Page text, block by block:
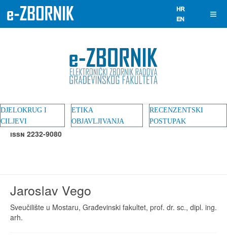
DJELOKRUG I
CILJEVI
ETIKA
OBJAVLJIVANJA
RECENZENTSKI
POSTUPAK
ISSN 2232-9080
Jaroslav Vego
Sveučilište u Mostaru, Građevinski fakultet, prof. dr. sc., dipl. ing.
arh.